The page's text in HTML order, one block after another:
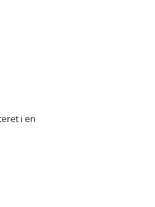
i en